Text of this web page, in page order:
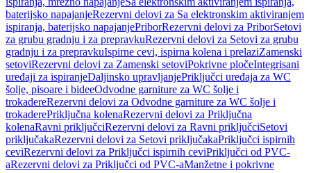
baterijsko napajanjeRezervni delovi za Sa elektronskim aktiviranjem
ispiranja, baterijsko napajanjePriborRezervni delovi za PriborSetovi
za grubu gradnju i za prepravkuRezervni delovi za Setovi za grubu
gradnju i za prepravkuIspirne cevi, ispirna kolena i prelaziZamenski
setoviRezervni delovi za Zamenski setoviPokrivne pločeIntegrisani
uređaji za ispiranjeDaljinsko upravljanjePriključci uređaja za WC
šolje, pisoare i bideeOdvodne garniture za WC šolje i
trokadereRezervni delovi za Odvodne garniture za WC šolje i
trokaderePriključna kolenaRezervni delovi za Priključna
kolenaRavni priključciRezervni delovi za Ravni priključciSetovi
priključakaRezervni delovi za Setovi priključakaPriključci ispirnih
ceviRezervni delovi za Priključci ispirnih ceviPriključci od PVC-
aRezervni delovi za Priključci od PVC-aManžetne i pokrivne